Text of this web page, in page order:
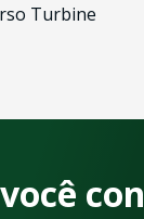
Turbine